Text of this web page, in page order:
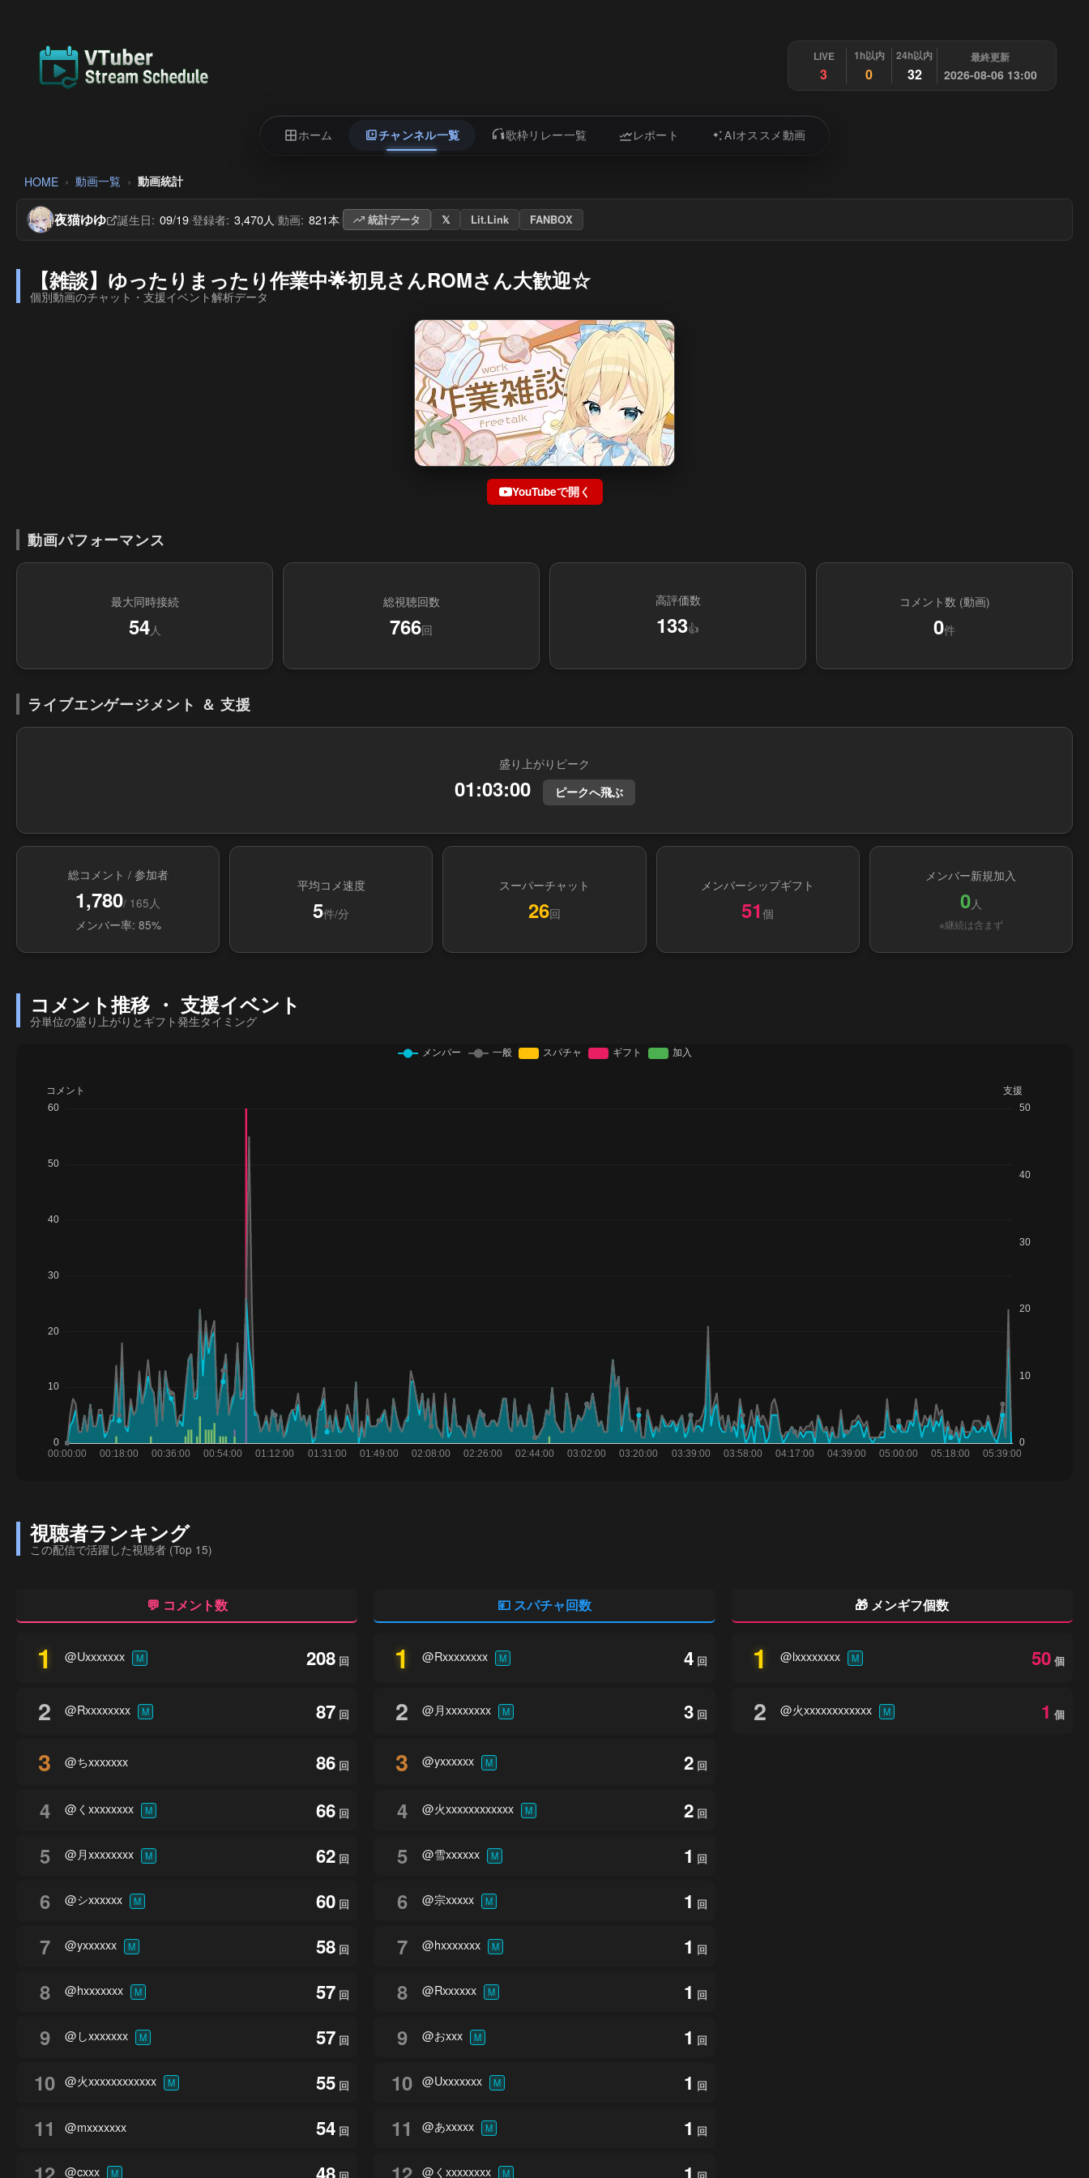
LIVE
3
1h以内
0
24h以内
32
最終更新
2026-08-06 13:00
ホーム チャンネル一覧 歌枠リレー一覧 レポート AIオススメ動画
HOME 動画一覧 動画統計
夜猫ゆゆ 誕生日: 09/19/登録者: 3,470人/動画: 821本/ 統計データ 𝕏 Lit.Link FANBOX
【雑談】ゆったりまったり作業中🌟初見さんROMさん大歓迎☆
個別動画のチャット・支援イベント解析データ
YouTubeで開く
動画パフォーマンス
最大同時接続
54人
総視聴回数
766回
高評価数
133👍
コメント数 (動画)
0件
ライブエンゲージメント ＆ 支援
盛り上がりピーク
01:03:00 ピークへ飛ぶ
総コメント / 参加者
1,780/ 165人
メンバー率: 85%
平均コメ速度
5件/分
スーパーチャット
26回
メンバーシップギフト
51個
メンバー新規加入
0人
※継続は含まず
コメント推移 ・ 支援イベント
分単位の盛り上がりとギフト発生タイミング
視聴者ランキング
この配信で活躍した視聴者 (Top 15)
💬 コメント数
1 @Uxxxxxxx M 208 回
2 @Rxxxxxxxx M 87 回
3 @ちxxxxxxx 86 回
4 @くxxxxxxxx M 66 回
5 @月xxxxxxxx M 62 回
6 @シxxxxxx M 60 回
7 @yxxxxxx M 58 回
8 @hxxxxxxx M 57 回
9 @しxxxxxxx M 57 回
10 @火xxxxxxxxxxxx M 55 回
11 @mxxxxxxx 54 回
@cxxx M
💴 スパチャ回数
1 @Rxxxxxxxx M 4 回
2 @月xxxxxxxx M 3 回
3 @yxxxxxx M 2 回
4 @火xxxxxxxxxxxx M 2 回
5 @雪xxxxxx M 1 回
6 @宗xxxxx M 1 回
7 @hxxxxxxx M 1 回
8 @Rxxxxxx M 1 回
9 @おxxx M 1 回
10 @Uxxxxxxx M 1 回
11 @あxxxxx M 1 回
@くxxxxxxxx M
🎁 メンギフ個数
1 @lxxxxxxxx M 50 個
2 @火xxxxxxxxxxxx M 1 個